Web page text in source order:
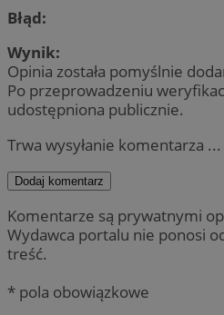
Błąd:
Wynik:
Opinia została pomyślnie
Po przeprowadzeniu
udostępniona publicznie.
Trwa wysyłanie komentarza ...
Dodaj komentarz
Komentarze są prywatnymi
Wydawca portalu nie ponosi
treść.
* pola obowiązkowe